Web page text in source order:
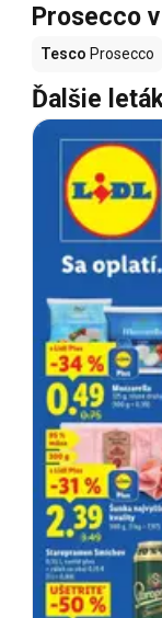
Prosecco
Tesco Prosecco
Ďalšie